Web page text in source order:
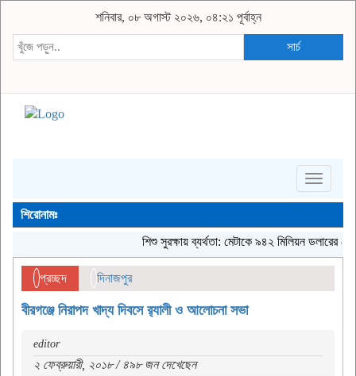
শনিবার, ০৮ অগাস্ট ২০২৬, ০৪:২১ পূর্বাহ্ন
সার্চ
Toggle
শিরোনামঃ
শিশু সুরক্ষায় ব্যর্থতা: মেটাকে ৯৪২ মিলিয়ন ডলারের
প্রচ্ছদ দিনাজপুর
বীরগঞ্জে নিরাপদ খাদ্য দিবসে র‌্যালী ও আলোচনা সভা
editor
২ ফেব্রুয়ারী, ২০১৮ / ৪৯৮ জন দেখেছেন